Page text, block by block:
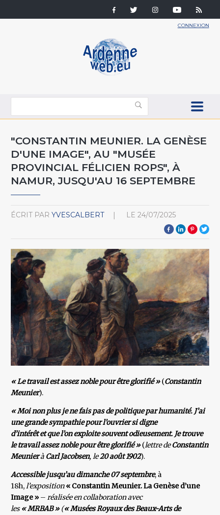
CONNEXION
"CONSTANTIN MEUNIER. LA GENÈSE
D'UNE IMAGE", AU "MUSÉE
PROVINCIAL FÉLICIEN ROPS", À
NAMUR, JUSQU'AU 16 SEPTEMBRE
ÉCRIT PAR YVESCALBERT LE 24/07/2025
« Le travail est assez noble pour être glorifié »(Constantin
Meunier).
« Moi non plus je ne fais pas de politique par humanité. J’ai
une grande sympathie pour l’ouvrier si digne
d’intérêt et que l’on exploite souvent odieusement. Je trouve
le travail assez noble pour être glorifié »(lettre deConstantin
Meunierà Carl Jacobsen, le20 août 1902).
Accessible jusqu’au dimanche 07 septembre, à
18h,l’exposition« Constantin Meunier. La Genèse d’une
Image » –réalisée en collaboration avec
les « MRBAB »(« Musées Royaux des Beaux-Arts de